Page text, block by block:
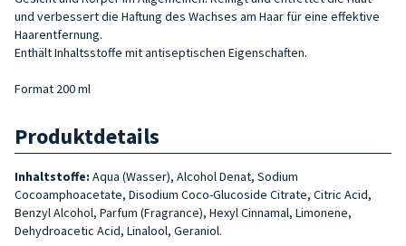
und verbessert die Haftung des Wachses am Haar für eine effektive
Haarentfernung.
Enthält Inhaltsstoffe mit antiseptischen Eigenschaften.
Format 200 ml
Produktdetails
Inhaltstoffe: Aqua (Wasser), Alcohol Denat, Sodium
Cocoamphoacetate, Disodium Coco-Glucoside Citrate, Citric Acid,
Benzyl Alcohol, Parfum (Fragrance), Hexyl Cinnamal, Limonene,
Dehydroacetic Acid, Linalool, Geraniol.